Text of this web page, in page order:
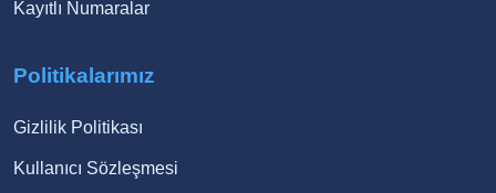
Kayıtlı Numaralar
Politikalarımız
Gizlilik Politikası
Kullanıcı Sözleşmesi